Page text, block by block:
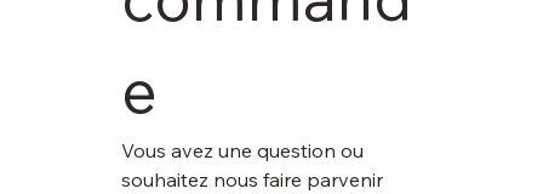
e
Vous avez une question ou
souhaitez nous faire parvenir